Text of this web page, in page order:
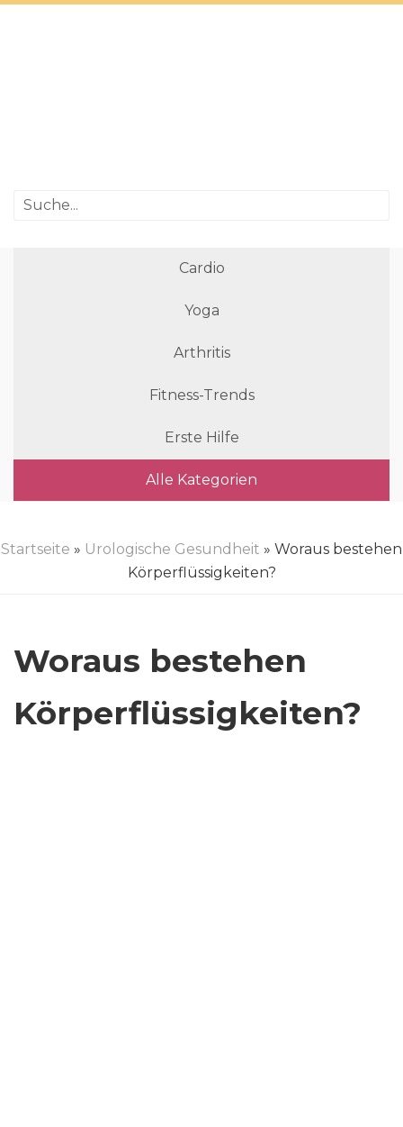
Cardio
Yoga
Arthritis
Fitness-Trends
Erste Hilfe
Alle Kategorien
Startseite » Urologische Gesundheit » Woraus bestehen
Körperflüssigkeiten?
Woraus bestehen
Körperflüssigkeiten?